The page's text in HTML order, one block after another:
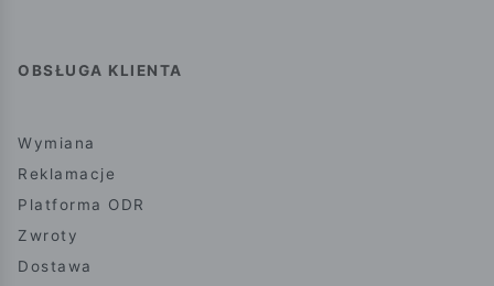
OBSŁUGA KLIENTA
Wymiana
Reklamacje
Platforma ODR
Zwroty
Dostawa